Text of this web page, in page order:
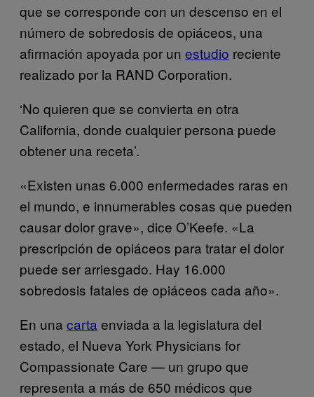
que se corresponde con un descenso en el
número de sobredosis de opiáceos, una
afirmación apoyada por un estudio reciente
realizado por la RAND Corporation.
‘No quieren que se convierta en otra
California, donde cualquier persona puede
obtener una receta’.
«Existen unas 6.000 enfermedades raras en
el mundo, e innumerables cosas que pueden
causar dolor grave», dice O’Keefe. «La
prescripción de opiáceos para tratar el dolor
puede ser arriesgado. Hay 16.000
sobredosis fatales de opiáceos cada año».
En una carta enviada a la legislatura del
estado, el Nueva York Physicians for
Compassionate Care — un grupo que
representa a más de 650 médicos que